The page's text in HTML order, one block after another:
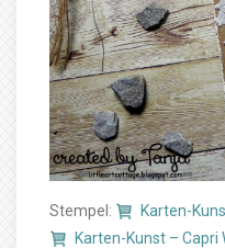
Stempel: Karten-
Karten-Kunst –